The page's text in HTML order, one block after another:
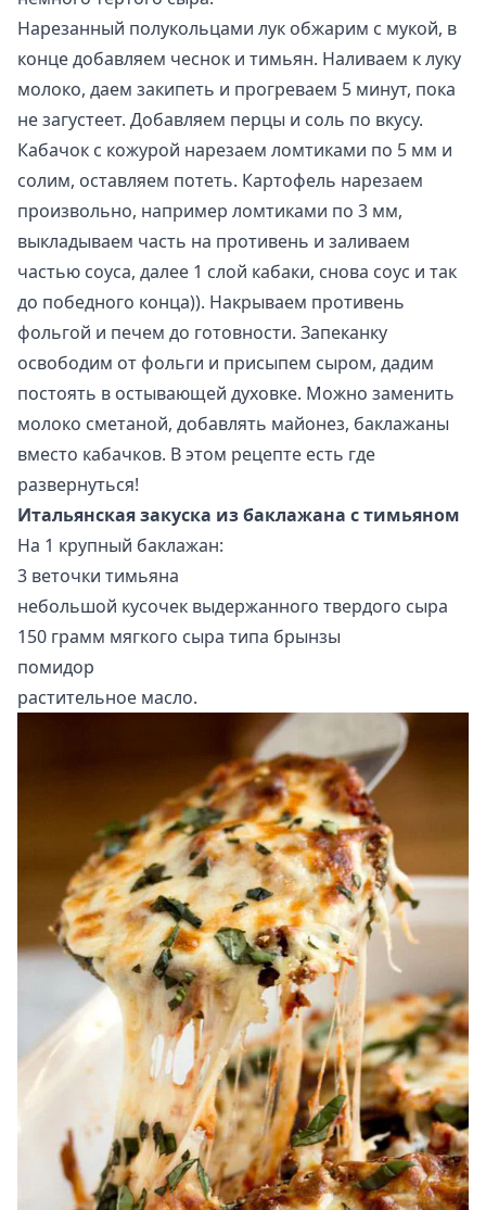
Нарезанный полукольцами лук обжарим с мукой, в
конце добавляем чеснок и тимьян. Наливаем к луку
молоко, даем закипеть и прогреваем 5 минут, пока
не загустеет. Добавляем перцы и соль по вкусу.
Кабачок с кожурой нарезаем ломтиками по 5 мм и
солим, оставляем потеть. Картофель нарезаем
произвольно, например ломтиками по 3 мм,
выкладываем часть на противень и заливаем
частью соуса, далее 1 слой кабаки, снова соус и так
до победного конца)). Накрываем противень
фольгой и печем до готовности. Запеканку
освободим от фольги и присыпем сыром, дадим
постоять в остывающей духовке. Можно заменить
молоко сметаной, добавлять майонез, баклажаны
вместо кабачков. В этом рецепте есть где
развернуться!
Итальянская закуска из баклажана с тимьяном
На 1 крупный баклажан:
3 веточки тимьяна
небольшой кусочек выдержанного твердого сыра
150 грамм мягкого сыра типа брынзы
помидор
растительное масло.